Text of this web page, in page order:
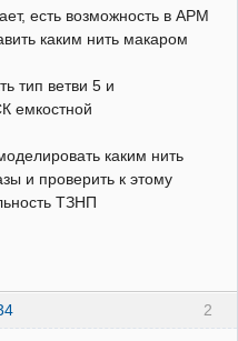
есть возможность в АРМ
каким нить макаром
тип ветви 5 и
емкостной
каким нить
и проверить к этому
ТЗНП
2